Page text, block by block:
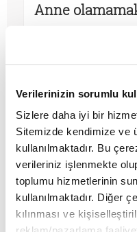
Verilerinizin sorumlu
Sizlere daha iyi bir
Sitemizde kendimize ve
kullanılmaktadır. Bu
verileriniz işlenmekte
toplumu hizmetlerinin
kullanılmaktadır. Diğer
kılınması ve
Anne